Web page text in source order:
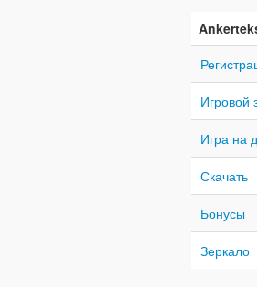
Игровой
Игра на
Скачать
Бонусы
Зеркало